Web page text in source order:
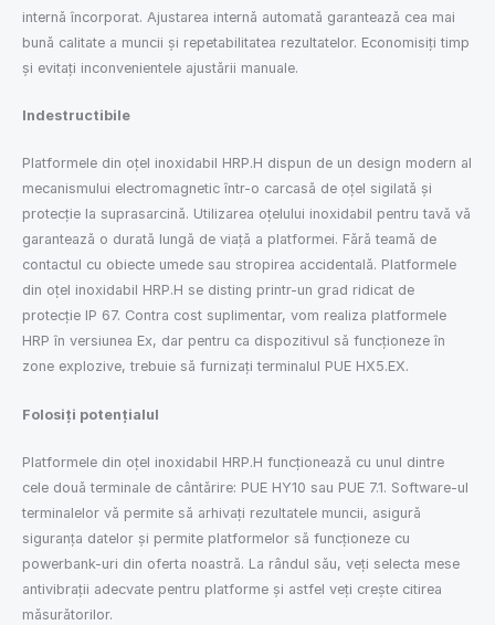
internă încorporat. Ajustarea internă automată garantează cea mai
bună calitate a muncii și repetabilitatea rezultatelor. Economisiți timp
și evitați inconvenientele ajustării manuale.
Indestructibile
Platformele din oțel inoxidabil HRP.H dispun de un design modern al
mecanismului electromagnetic într-o carcasă de oțel sigilată și
protecție la suprasarcină. Utilizarea oțelului inoxidabil pentru tavă vă
garantează o durată lungă de viață a platformei. Fără teamă de
contactul cu obiecte umede sau stropirea accidentală. Platformele
din oțel inoxidabil HRP.H se disting printr-un grad ridicat de
protecție IP 67. Contra cost suplimentar, vom realiza platformele
HRP în versiunea Ex, dar pentru ca dispozitivul să funcționeze în
zone explozive, trebuie să furnizați terminalul PUE HX5.EX.
Folosiți potențialul
Platformele din oțel inoxidabil HRP.H funcționează cu unul dintre
cele două terminale de cântărire: PUE HY10 sau PUE 7.1. Software-ul
terminalelor vă permite să arhivați rezultatele muncii, asigură
siguranța datelor și permite platformelor să funcționeze cu
powerbank-uri din oferta noastră. La rândul său, veți selecta mese
antivibrații adecvate pentru platforme și astfel veți crește citirea
măsurătorilor.